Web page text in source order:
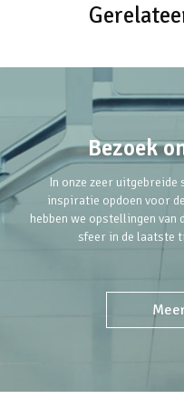
Bezoek
In onze zeer
inspiratie opdoen voor
hebben we opstellingen
sfeer in de laatste